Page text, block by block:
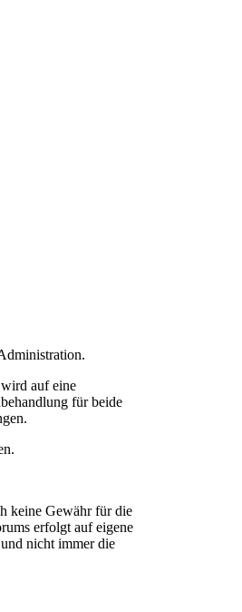
auf eine
für beide
keine Gewähr für die
erfolgt auf eigene
nicht immer die